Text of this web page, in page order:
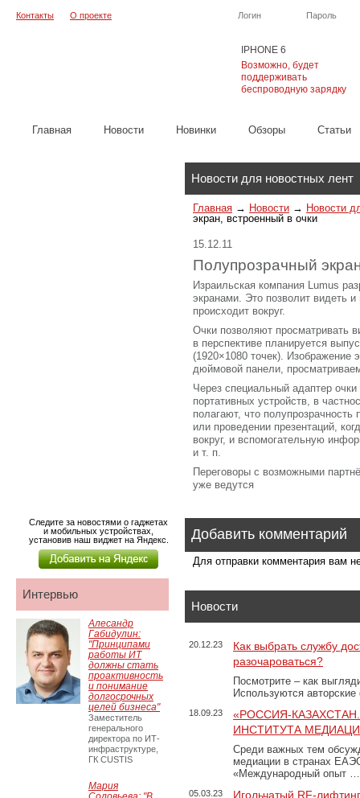
IPHONE 6
Возможно, будет
поддерживать
беспроводную зарядку
Логин Пароль
Контакты О проекте
Главная Новости Новинки Обзоры Cтатьи
Новости для новостных лент
Главная → Новости → Новости
экран, встроенный в очки
15.12.11
Полупрозрачный
Израильская компания Lumus
экранами. Это позволит видеть
происходит вокруг.
Очки позволяют просматривать
в перспективе планируется
(1920×1080 точек). Изображение
дюймовой панели,
Через специальный адаптер
портативных устройств, в
полагают, что полупрозрачность
или проведении презентаций,
вокруг, и вспомогательную
и т. п.
Переговоры с возможными
уже ведутся
Добавить комментарий
Для отправки комментария вам
Новости
20.12.23
Как выбрать службу
разочароваться?
Посмотрите – как
Используются
18.09.23
«РОССИЯ-
ИНСТИТУТА
Среди важных тем
медиации в странах
«Международный опыт …
05.03.23 Игольчатый RF-
Следите за новостями о гаджетах
и мобильных устройствах,
установив наш виджет на Яндекс.
Интервью
Алесандр
Габидулин:
"Принципами
работы ИТ
должны стать
проактивность
и понимание
долгосрочных
целей бизнеса"
Заместитель
генерального
директора по ИТ-
инфраструктуре,
ГК CUSTIS
Мария